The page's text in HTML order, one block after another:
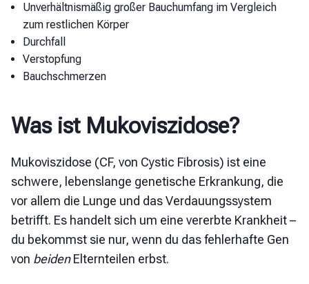
Unverhältnismäßig großer Bauchumfang im Vergleich
zum restlichen Körper
Durchfall
Verstopfung
Bauchschmerzen
Was ist Mukoviszidose?
Mukoviszidose (CF, von Cystic Fibrosis) ist eine
schwere, lebenslange genetische Erkrankung, die
vor allem die Lunge und das Verdauungssystem
betrifft. Es handelt sich um eine vererbte Krankheit –
du bekommst sie nur, wenn du das fehlerhafte Gen
von beidenElternteilen erbst.